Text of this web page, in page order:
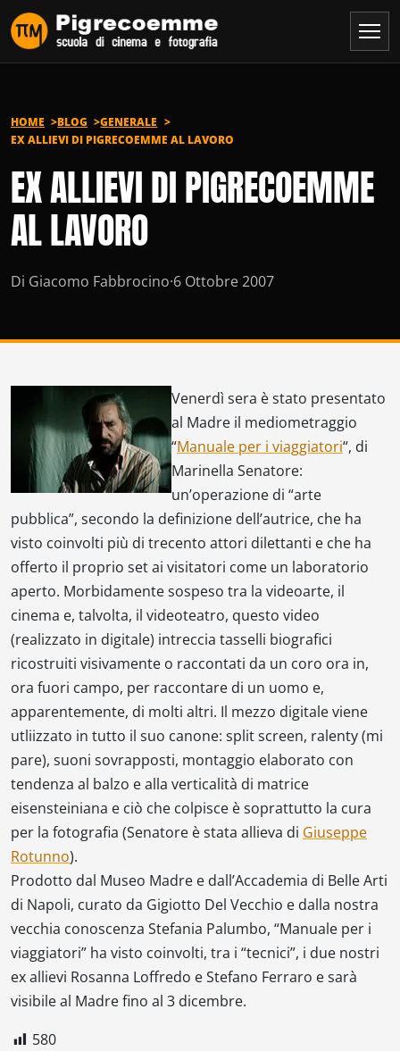
Vai al contenuto
HOME BLOG
GENERALE
EX ALLIEVI DI PIGRECOEMME AL LAVORO
EX ALLIEVI DI PIGRECOEMME
AL LAVORO
Di Giacomo Fabbrocino·6 Ottobre 2007
Venerdì sera è stato presentato
al Madre il mediometraggio
“Manuale per i viaggiatori“, di
Marinella Senatore:
un’operazione di “arte
pubblica”, secondo la definizione dell’autrice, che ha
visto coinvolti più di trecento attori dilettanti e che ha
offerto il proprio set ai visitatori come un laboratorio
aperto. Morbidamente sospeso tra la videoarte, il
cinema e, talvolta, il videoteatro, questo video
(realizzato in digitale) intreccia tasselli biografici
ricostruiti visivamente o raccontati da un coro ora in,
ora fuori campo, per raccontare di un uomo e,
apparentemente, di molti altri. Il mezzo digitale viene
utliizzato in tutto il suo canone: split screen, ralenty (mi
pare), suoni sovrapposti, montaggio elaborato con
tendenza al balzo e alla verticalità di matrice
eisensteiniana e ciò che colpisce è soprattutto la cura
per la fotografia (Senatore è stata allieva di Giuseppe
Rotunno).
Prodotto dal Museo Madre e dall’Accademia di Belle Arti
di Napoli, curato da Gigiotto Del Vecchio e dalla nostra
vecchia conoscenza Stefania Palumbo, “Manuale per i
viaggiatori” ha visto coinvolti, tra i “tecnici”, i due nostri
ex allievi Rosanna Loffredo e Stefano Ferraro e sarà
visibile al Madre fino al 3 dicembre.
580